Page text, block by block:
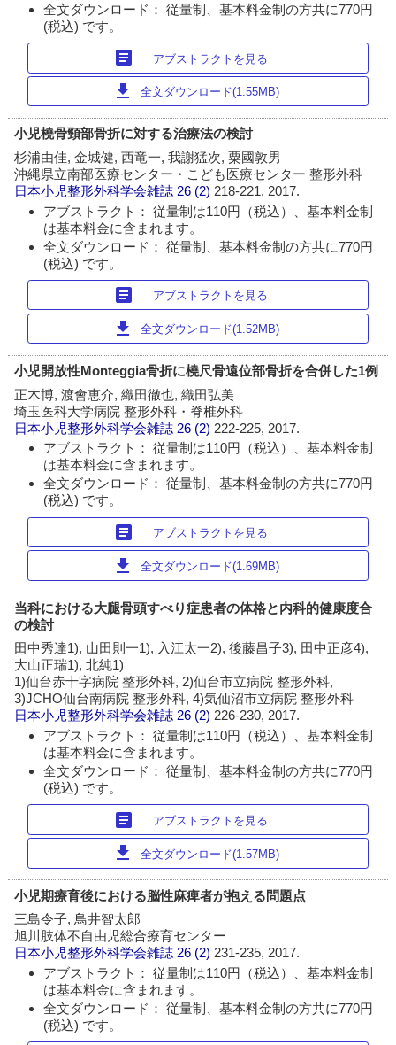
全文ダウンロード： 従量制、基本料金制の方共に770円
(税込) です。
article アブストラクトを見る
download 全文ダウンロード(1.55MB)
小児橈骨頸部骨折に対する治療法の検討
杉浦由佳, 金城健, 西竜一, 我謝猛次, 粟國敦男
沖縄県立南部医療センター・こども医療センター 整形外科
日本小児整形外科学会雑誌 26 (2) 218-221, 2017.
アブストラクト： 従量制は110円（税込）、基本料金制
は基本料金に含まれます。
全文ダウンロード： 従量制、基本料金制の方共に770円
(税込) です。
article アブストラクトを見る
download 全文ダウンロード(1.52MB)
小児開放性Monteggia骨折に橈尺骨遠位部骨折を合併した1例
正木博, 渡會恵介, 織田徹也, 織田弘美
埼玉医科大学病院 整形外科・脊椎外科
日本小児整形外科学会雑誌 26 (2) 222-225, 2017.
アブストラクト： 従量制は110円（税込）、基本料金制
は基本料金に含まれます。
全文ダウンロード： 従量制、基本料金制の方共に770円
(税込) です。
article アブストラクトを見る
download 全文ダウンロード(1.69MB)
当科における大腿骨頭すべり症患者の体格と内科的健康度合
の検討
田中秀達1), 山田則一1), 入江太一2), 後藤昌子3), 田中正彦4),
大山正瑞1), 北純1)
1)仙台赤十字病院 整形外科, 2)仙台市立病院 整形外科,
3)JCHO仙台南病院 整形外科, 4)気仙沼市立病院 整形外科
日本小児整形外科学会雑誌 26 (2)226-230, 2017.
アブストラクト： 従量制は110円（税込）、基本料金制
は基本料金に含まれます。
全文ダウンロード： 従量制、基本料金制の方共に770円
(税込) です。
article アブストラクトを見る
download 全文ダウンロード(1.57MB)
小児期療育後における脳性麻痺者が抱える問題点
三島令子, 鳥井智太郎
旭川肢体不自由児総合療育センター
日本小児整形外科学会雑誌 26 (2) 231-235, 2017.
アブストラクト： 従量制は110円（税込）、基本料金制
は基本料金に含まれます。
全文ダウンロード： 従量制、基本料金制の方共に770円
(税込) です。